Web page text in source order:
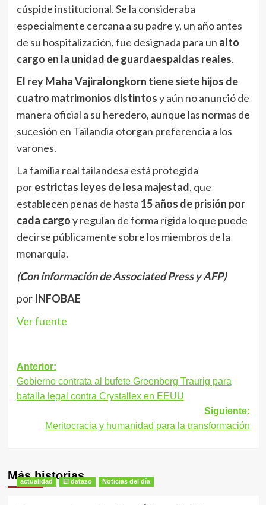
cúspide institucional. Se la consideraba
especialmente cercana a su padre y, un año antes
de su hospitalización, fue designada para un alto
cargo en la unidad de guardaespaldas reales.
El rey Maha Vajiralongkorn tiene siete hijos de
cuatro matrimonios distintosy aún no anunció de
manera oficial a su heredero, aunque las normas de
sucesión en Tailandia otorgan preferencia a los
varones.
La familia real tailandesa está protegida
porestrictas leyes de lesa majestad, que
establecen penas de hasta 15 años de prisión por
cada cargoy regulan de forma rígida lo que puede
decirse públicamente sobre los miembros de la
monarquía.
(Con información de Associated Press y AFP)
por INFOBAE
Ver fuente
Navegación
de
entradas
Anterior:
Gobierno contrata al bufete Greenberg Traurig para
batalla legal contra Crystallex en EEUU
Siguiente:
Meritocracia y humanidad para la transformación
Más historias
actualidad El datazo Noticias del día